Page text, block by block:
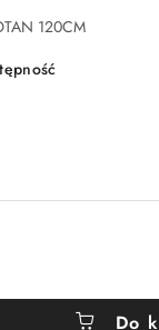
120CM
Do